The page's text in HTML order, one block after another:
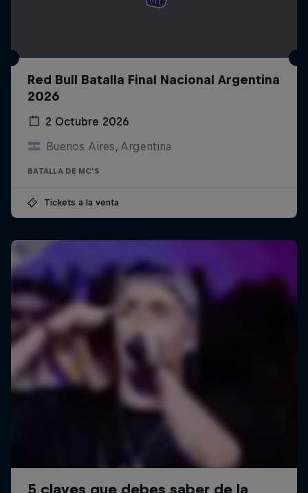
Red Bull Batalla Final Nacional Argentina
2026
2 Octubre 2026
Buenos Aires, Argentina
BATALLA DE MC'S
Tickets a la venta